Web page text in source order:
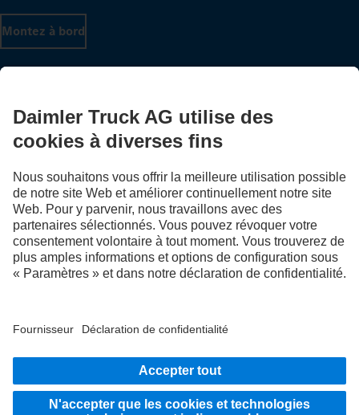
Montez à bord
LANGUAGE
FR IT
Fournisseur
Déclaration de confidentialité suisse
Protection des données